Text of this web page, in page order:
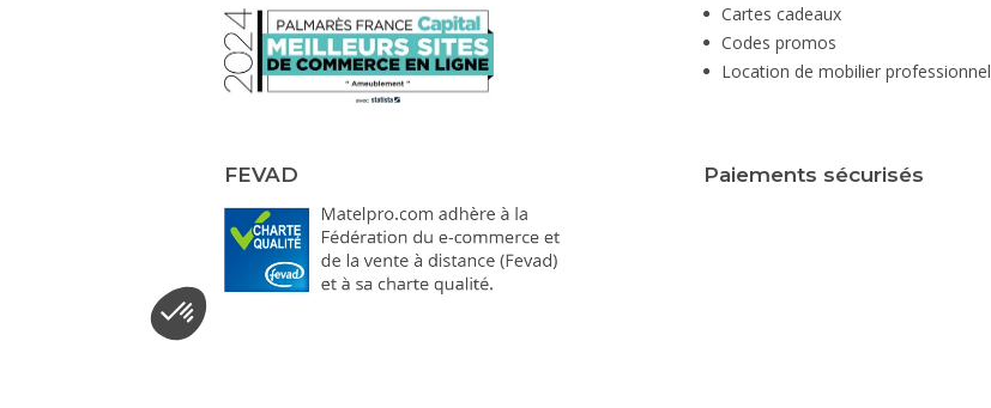
Cartes cadeaux
Codes promos
Location de mobilier professionnel
FEVAD Paiements sécurisés